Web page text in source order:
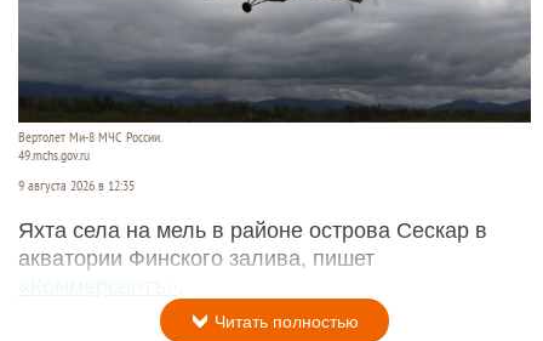
Вертолет Ми-8 МЧС России.
49.mchs.gov.ru
9 августа 2026 в 12:35
Яхта села на мель в районе острова Сескар в
акватории Финского залива, пишет
«Коммерсантъ»
Читать полностью